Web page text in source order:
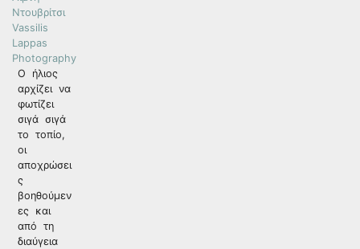
Ο ήλιος
αρχίζει να
φωτίζει
σιγά σιγά
το τοπίο,
οι
αποχρώσει
ς
βοηθούμεν
ες και
από τη
διαύγεια